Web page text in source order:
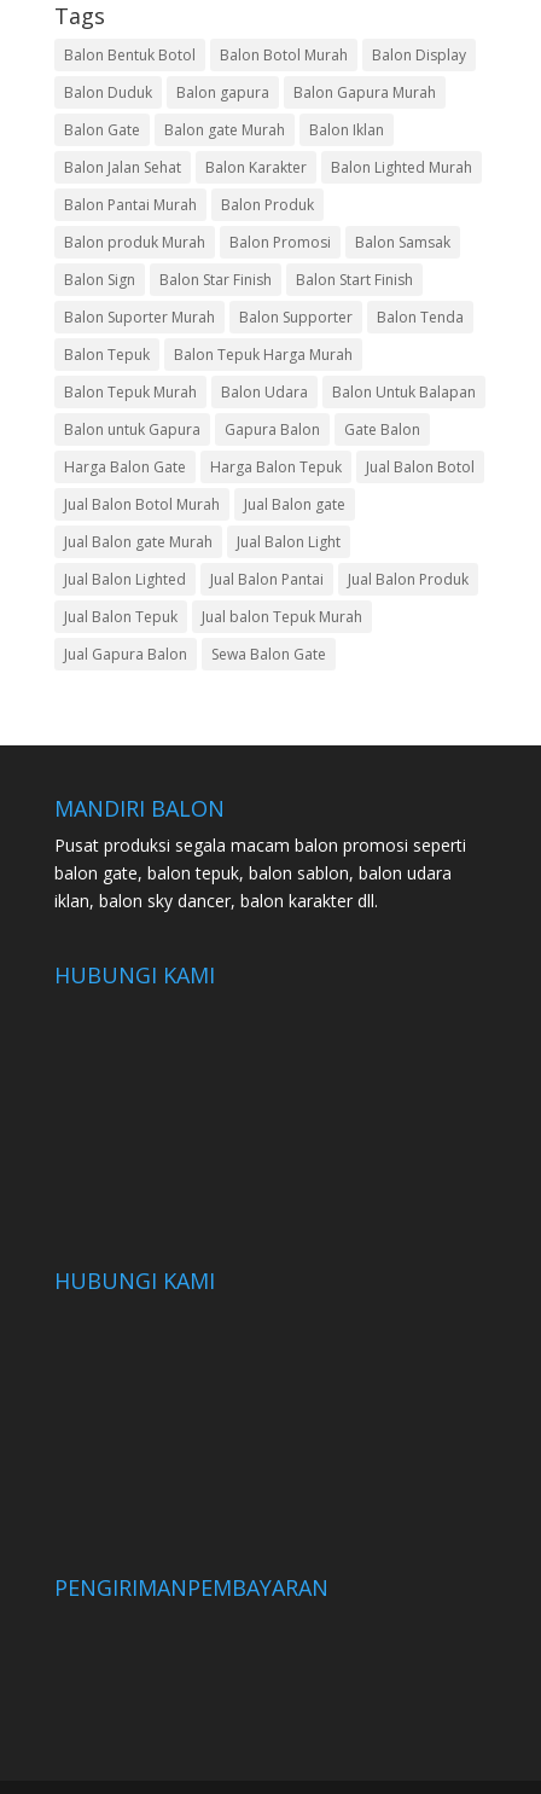
Tags
Balon Bentuk Botol Balon Botol Murah
Balon Display
Balon Duduk
Balon gapura
Balon Gapura Murah
Balon Gate
Balon gate Murah
Balon Iklan
Balon Jalan Sehat
Balon Karakter
Balon Lighted Murah
Balon Pantai Murah
Balon Produk
Balon produk Murah
Balon Promosi
Balon Samsak
Balon Sign
Balon Star Finish
Balon Start Finish
Balon Suporter Murah
Balon Supporter
Balon Tenda
Balon Tepuk
Balon Tepuk Harga Murah
Balon Tepuk Murah
Balon Udara
Balon Untuk Balapan
Balon untuk Gapura
Gapura Balon
Gate Balon
Harga Balon Gate
Harga Balon Tepuk
Jual Balon Botol
Jual Balon Botol Murah
Jual Balon gate
Jual Balon gate Murah
Jual Balon Light
Jual Balon Lighted
Jual Balon Pantai
Jual Balon Produk
Jual Balon Tepuk
Jual balon Tepuk Murah
Jual Gapura Balon
Sewa Balon Gate
MANDIRI BALON
Pusat produksi segala macam balon promosi seperti
balon gate, balon tepuk, balon sablon, balon udara
iklan, balon sky dancer, balon karakter dll.
HUBUNGI KAMI
HUBUNGI KAMI
PENGIRIMANPEMBAYARAN